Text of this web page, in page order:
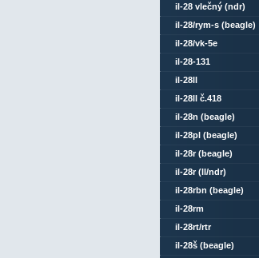
il-28 vlečný (ndr)
il-28/rym-s (beagle)
il-28/vk-5e
il-28-131
il-28ll
il-28ll č.418
il-28n (beagle)
il-28pl (beagle)
il-28r (beagle)
il-28r (ll/ndr)
il-28rbn (beagle)
il-28rm
il-28rt/rtr
il-28š (beagle)